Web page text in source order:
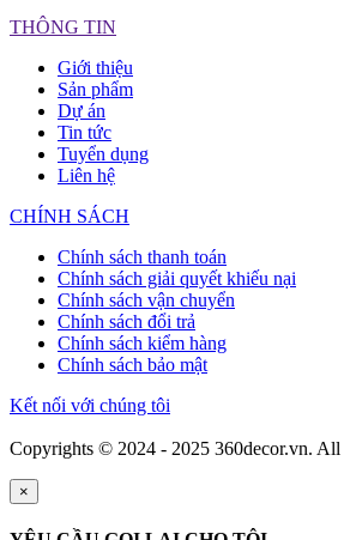
THÔNG TIN
Giới thiệu
Sản phẩm
Dự án
Tin tức
Tuyển dụng
Liên hệ
CHÍNH SÁCH
Chính sách thanh toán
Chính sách giải quyết khiếu nại
Chính sách vận chuyển
Chính sách đổi trả
Chính sách kiểm hàng
Chính sách bảo mật
Kết nối với chúng tôi
Copyrights © 2024 - 2025 360decor.vn. All
×